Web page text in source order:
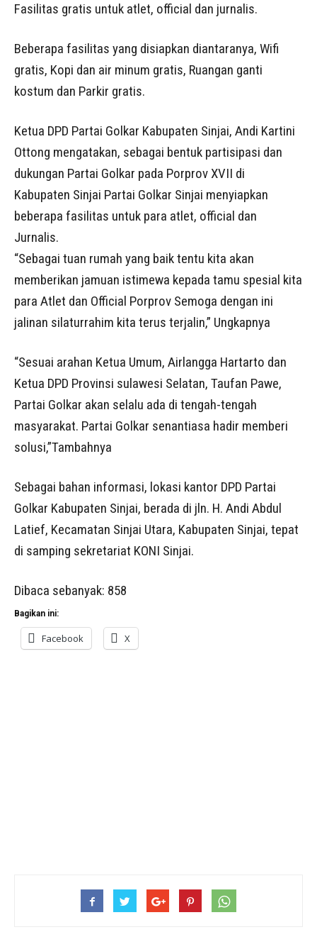
Fasilitas gratis untuk atlet, official dan jurnalis.
Beberapa fasilitas yang disiapkan diantaranya, Wifi
gratis, Kopi dan air minum gratis, Ruangan ganti
kostum dan Parkir gratis.
Ketua DPD Partai Golkar Kabupaten Sinjai, Andi Kartini
Ottong mengatakan, sebagai bentuk partisipasi dan
dukungan Partai Golkar pada Porprov XVII di
Kabupaten Sinjai Partai Golkar Sinjai menyiapkan
beberapa fasilitas untuk para atlet, official dan
Jurnalis.
“Sebagai tuan rumah yang baik tentu kita akan
memberikan jamuan istimewa kepada tamu spesial kita
para Atlet dan Official Porprov Semoga dengan ini
jalinan silaturrahim kita terus terjalin,” Ungkapnya
“Sesuai arahan Ketua Umum, Airlangga Hartarto dan
Ketua DPD Provinsi sulawesi Selatan, Taufan Pawe,
Partai Golkar akan selalu ada di tengah-tengah
masyarakat. Partai Golkar senantiasa hadir memberi
solusi,”Tambahnya
Sebagai bahan informasi, lokasi kantor DPD Partai
Golkar Kabupaten Sinjai, berada di jln. H. Andi Abdul
Latief, Kecamatan Sinjai Utara, Kabupaten Sinjai, tepat
di samping sekretariat KONI Sinjai.
Dibaca sebanyak: 858
Bagikan ini:
Facebook X